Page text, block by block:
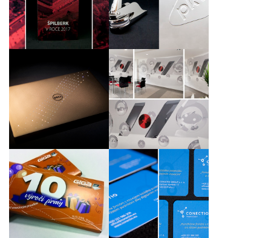
pro hrad Špilberk
společnost PKV BUILD
Aplikace broušených
kamínků Swarovski na
notebooky pro
společnost Microsoft
Grafický návrh a
realizace tapety ve
vestibulu KSK Precise
Motion, a.s.
Vyrobíme vám
reklamní přebal - třeba
na čokoládu!
Zhotovení grafického
stylu a loga